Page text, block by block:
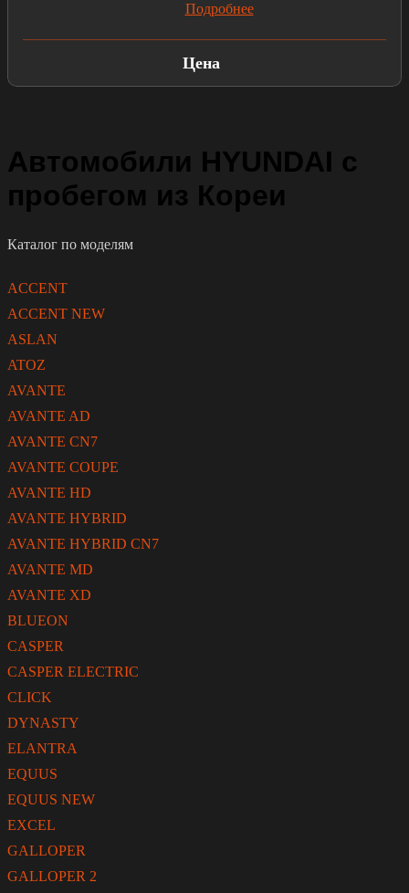
Подробнее
Цена
Автомобили HYUNDAI с
пробегом из Кореи
Каталог по моделям
ACCENT
ACCENT NEW
ASLAN
ATOZ
AVANTE
AVANTE AD
AVANTE CN7
AVANTE COUPE
AVANTE HD
AVANTE HYBRID
AVANTE HYBRID CN7
AVANTE MD
AVANTE XD
BLUEON
CASPER
CASPER ELECTRIC
CLICK
DYNASTY
ELANTRA
EQUUS
EQUUS NEW
EXCEL
GALLOPER
GALLOPER 2